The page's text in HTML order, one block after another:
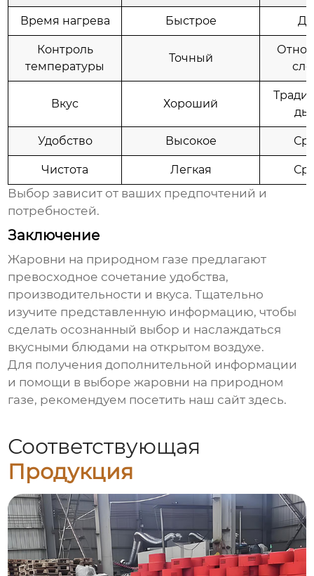
Время нагрева Быстрое
Контроль
температуры
Точный
Вкус Хороший
Удобство Высокое
Чистота Легкая
Выбор зависит от ваших предпочтений и
потребностей.
Заключение
Жаровни на природном газе предлагают
превосходное сочетание удобства,
производительности и вкуса. Тщательно
изучите представленную информацию, чтобы
сделать осознанный выбор и наслаждаться
вкусными блюдами на открытом воздухе.
Для получения дополнительной информации
и помощи в выборежаровни на природном
газе, рекомендуем посетить наш сайтздесь.
Соответствующая
Продукция